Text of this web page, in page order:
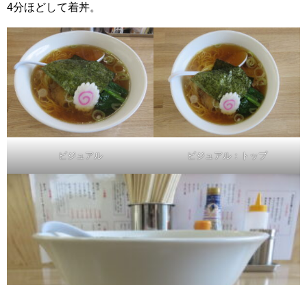
4分ほどして着丼。
ビジュアル ビジュアル：トップ